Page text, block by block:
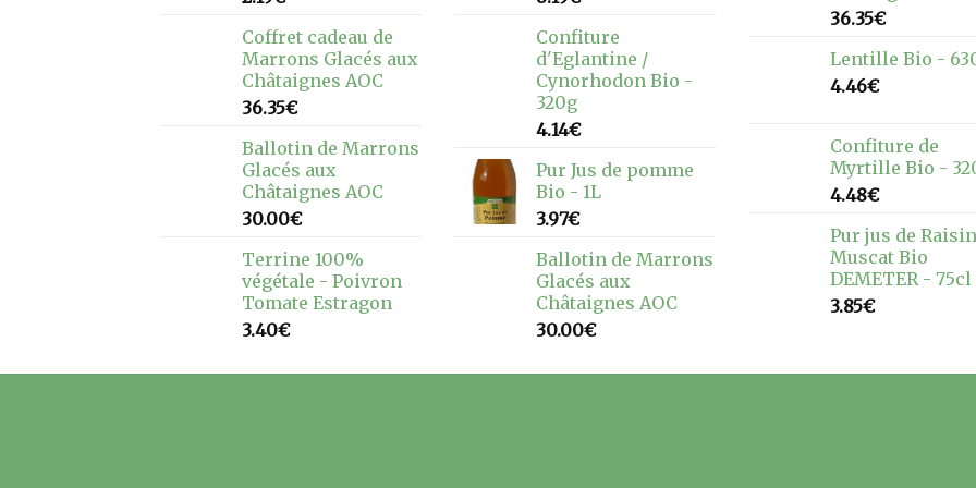
Coffret cadeau de
Marrons Glacés aux
Châtaignes AOC
36.35€
Ballotin de Marrons
Glacés aux
Châtaignes AOC
30.00€
Terrine 100%
végétale - Poivron
Tomate Estragon
3.40€
Confiture
d'Eglantine /
Cynorhodon Bio -
320g
4.14€
Pur Jus de pomme
Bio - 1L
3.97€
Ballotin de Marrons
Glacés aux
Châtaignes AOC
30.00€
36.35€
Lentille Bio -
4.46€
Confiture de
Myrtille Bio -
4.48€
Pur jus de Raisin
Muscat Bio
DEMETER - 75cl
3.85€